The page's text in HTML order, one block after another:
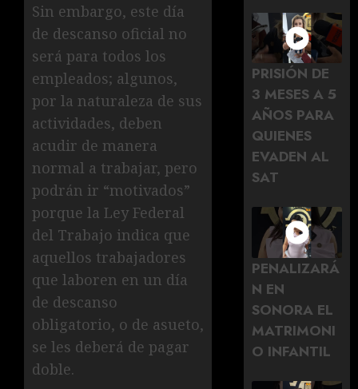
Sin embargo, este día
de descanso oficial no
será para todos los
empleados; algunos,
por la naturaleza de sus
actividades, deben
acudir de manera
normal a trabajar, pero
podrán ir “motivados”
porque la Ley Federal
del Trabajo indica que
aquellos trabajadores
que laboren en un día
de descanso
obligatorio, o de asueto,
se les deberá de pagar
doble.
PRISIÓN DE
3 MESES A 5
AÑOS PARA
QUIENES
EVADEN AL
SAT
PENALIZARÁ
N EN
SONORA EL
MATRIMONI
O INFANTIL